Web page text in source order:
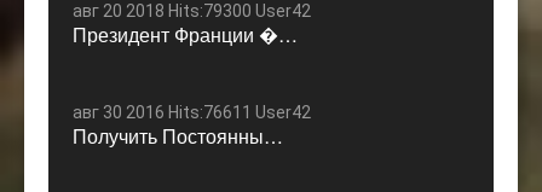
авг 20 2018 Hits:79300 User42
Президент Франции �…
авг 30 2016 Hits:76611 User42
Получить Постоянны…